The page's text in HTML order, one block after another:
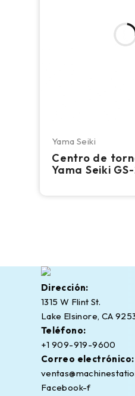
Yama Seiki
Centro de
Yama Seiki
Dirección:
1315 W Flint St.
Lake Elsinore, CA
Teléfono:
+1 909-919-9600
Correo electrónico:
Facebook-f